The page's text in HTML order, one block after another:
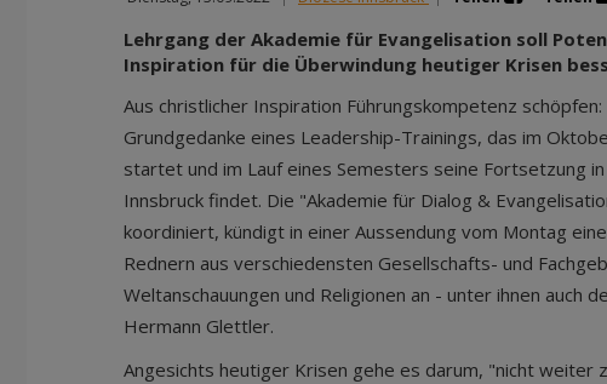
Lehrgang der Akademie für Evangelisation soll
Inspiration für die Überwindung heutiger Krisen
Aus christlicher Inspiration Führungskompetenz
Grundgedanke eines Leadership-Trainings, das im
startet und im Lauf eines Semesters seine Fortsetzung in
Innsbruck findet. Die "Akademie für Dialog &
koordiniert, kündigt in einer Aussendung vom Montag
Rednern aus verschiedensten Gesellschafts- und
Weltanschauungen und Religionen an - unter ihnen auch
Hermann Glettler.
Angesichts heutiger Krisen gehe es darum, "nicht weiter